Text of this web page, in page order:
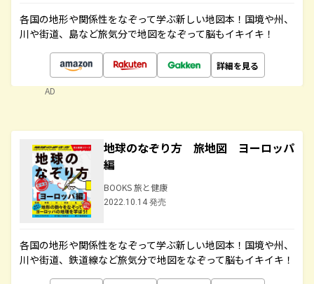
各国の地形や関係性をなぞって学ぶ新しい地図本！国境や州、
川や街道、島など旅気分で地図をなぞって脳もイキイキ！
詳細を見る
AD
地球のなぞり方 旅地図 ヨーロッパ
編
BOOKS 旅と健康
2022.10.14 発売
各国の地形や関係性をなぞって学ぶ新しい地図本！国境や州、
川や街道、鉄道線など旅気分で地図をなぞって脳もイキイキ！